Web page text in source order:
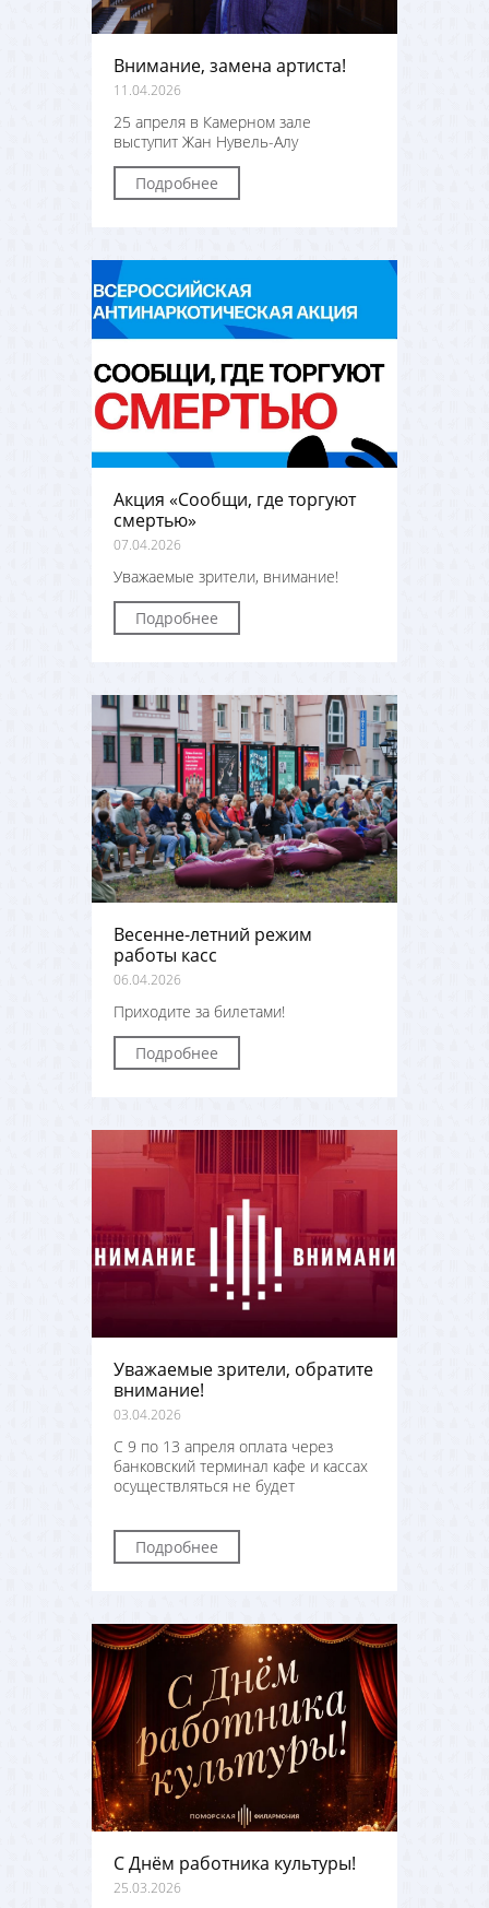
Внимание, замена артиста!
11.04.2026
25 апреля в Камерном зале
выступит Жан Нувель-Алу
Подробнее
Акция «Сообщи, где торгуют
смертью»
07.04.2026
Уважаемые зрители, внимание!
Подробнее
Весенне-летний режим
работы касс
06.04.2026
Приходите за билетами!
Подробнее
Уважаемые зрители, обратите
внимание!
03.04.2026
С 9 по 13 апреля оплата через
банковский терминал кафе и кассах
осуществляться не будет
Подробнее
С Днём работника культуры!
25.03.2026